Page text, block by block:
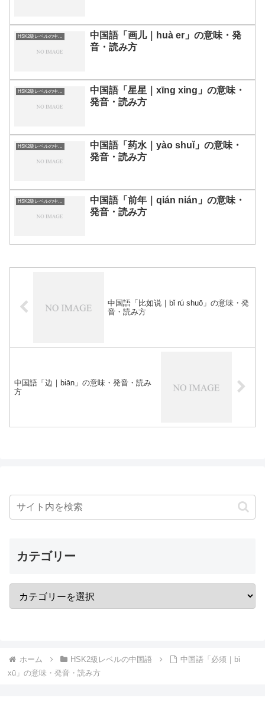
HSK2級レベルの中国語
中国語「画儿｜huà er」の意味・発
音・読み方
HSK2級レベルの中国語
中国語「星星｜xīng xing」の意味・
発音・読み方
中国語「药水｜yào shuǐ」の意味・
発音・読み方
中国語「前年｜qián nián」の意味・
発音・読み方
中国語「比如说｜bǐ rú shuō」の意味・発
音・読み方
中国語「边｜biān」の意味・発音・読み
方
カテゴリー
ホーム HSK2級レベルの中国語
中国語「必须｜bì
xū」の意味・発音・読み方